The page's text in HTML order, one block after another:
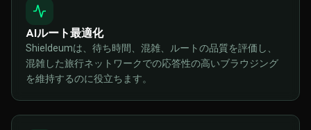
AIルート最適化
Shieldeumは、待ち時間、混雑、ルートの品質を評価し、
混雑した旅行ネットワークでの応答性の高いブラウジング
を維持するのに役立ちます。